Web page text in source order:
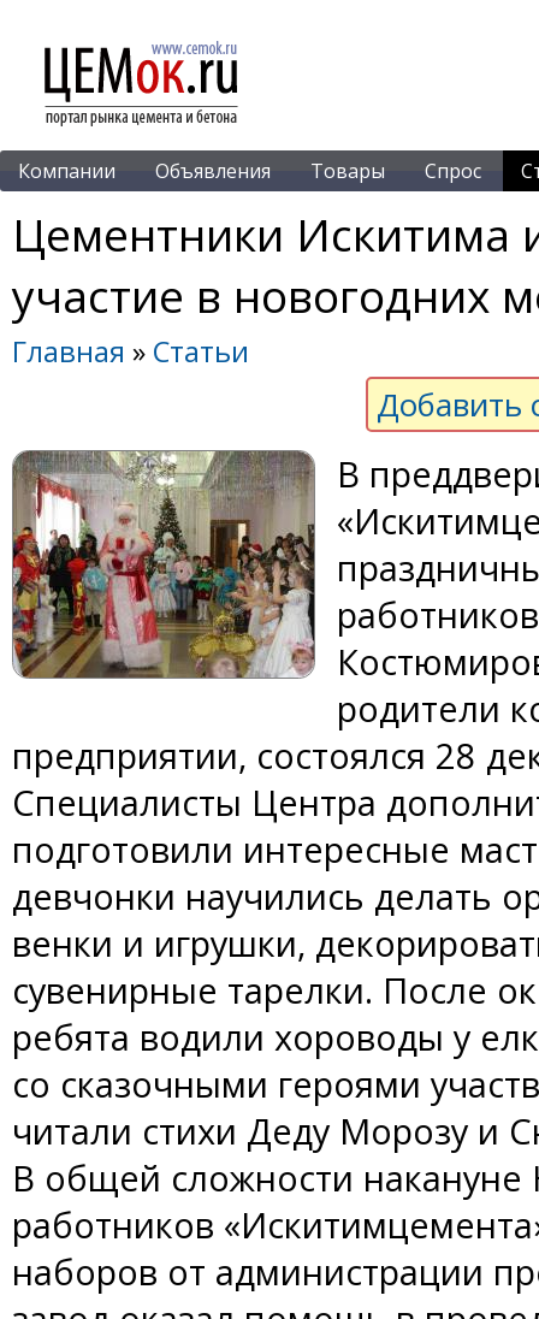
Компании Объявления Товары Спрос
Цементники Искитима
участие в новогодних
Главная » Статьи
Добавить
В
родители
предприятии, состоялся 28
Специалисты Центра
подготовили интересные
девчонки научились делать
венки и игрушки,
сувенирные тарелки. После
ребята водили хороводы у
со сказочными героями
читали стихи Деду Морозу и
В общей сложности накануне
работников
наборов от администрации